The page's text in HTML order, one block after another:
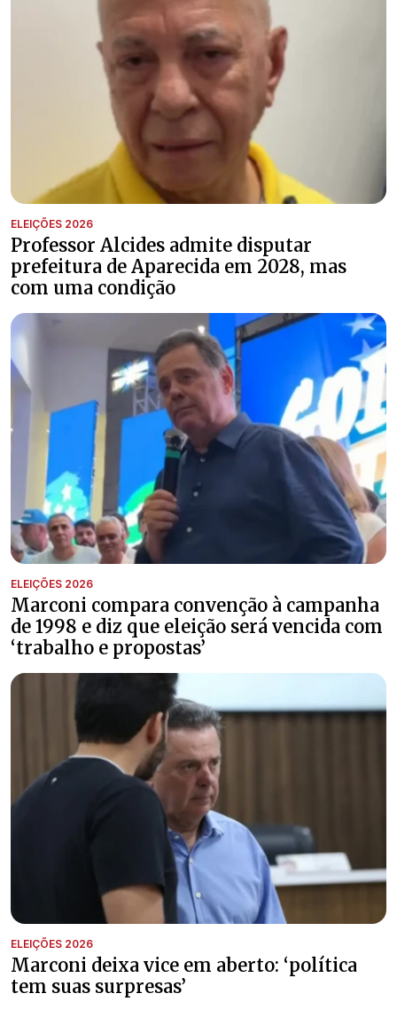
ELEIÇÕES 2026
Professor Alcides admite disputar
prefeitura de Aparecida em 2028, mas
com uma condição
ELEIÇÕES 2026
Marconi compara convenção à campanha
de 1998 e diz que eleição será vencida com
‘trabalho e propostas’
ELEIÇÕES 2026
Marconi deixa vice em aberto: ‘política
tem suas surpresas’